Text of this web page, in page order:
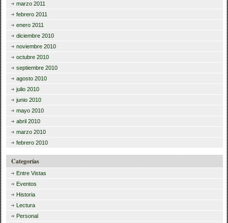
marzo 2011
febrero 2011
enero 2011
diciembre 2010
noviembre 2010
octubre 2010
septiembre 2010
agosto 2010
julio 2010
junio 2010
mayo 2010
abril 2010
marzo 2010
febrero 2010
Categorías
Entre Vistas
Eventos
Historia
Lectura
Personal